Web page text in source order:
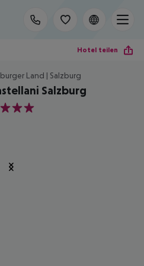
Hotel teilen
Land | Salzburg
Salzburg